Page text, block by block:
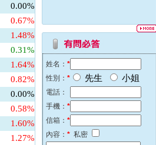
0.00%
0.67%
1.48%
0.31%
1.64%
0.82%
0.00%
0.58%
1.60%
1.27%
姓名： *
性別： * 先生 小姐
電話：
手機： *
信箱： *
內容： * 私密